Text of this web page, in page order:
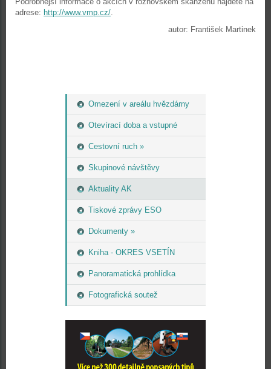
Omezení v areálu hvězdárny
Otevírací doba a vstupné
Cestovní ruch »
Skupinové návštěvy
Aktuality AK
Tiskové zprávy ESO
Dokumenty »
Kniha - OKRES VSETÍN
Panoramatická prohlídka
Fotografická soutež
adrese: http://www.vmp.cz/.
autor: František Martinek